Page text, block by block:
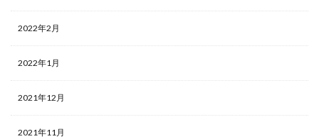
2022年2月
2022年1月
2021年12月
2021年11月